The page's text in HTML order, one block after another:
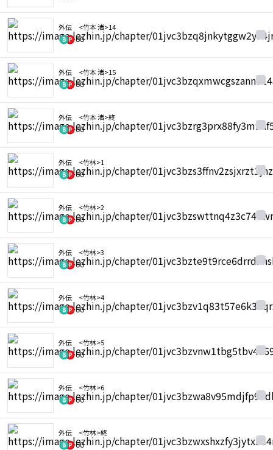
外伝 <竹本 渚>14
60
外伝 <竹本 渚>15
60
外伝 <竹本 渚>終
60
外伝 <竹林>1
60
外伝 <竹林>2
60
外伝 <竹林>3
60
外伝 <竹林>4
60
外伝 <竹林>5
60
外伝 <竹林>6
60
外伝 <竹林>終
60